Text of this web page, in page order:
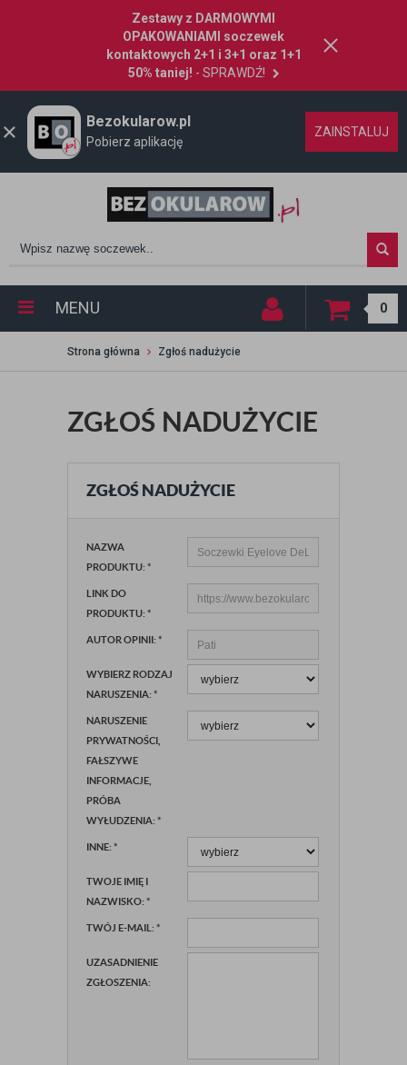
Zestawy z DARMOWYMI
OPAKOWANIAMI soczewek
kontaktowych 2+1 i 3+1 oraz 1+1
50% taniej! - SPRAWDŹ!
Bezokularow.pl
Pobierz aplikację
ZAINSTALUJ
MENU 0
Strona główna Zgłoś nadużycie
ZGŁOŚ NADUŻYCIE
ZGŁOŚ NADUŻYCIE
NAZWA
PRODUKTU: *
LINK DO
PRODUKTU: *
AUTOR OPINII: *
WYBIERZ RODZAJ
NARUSZENIA: *
NARUSZENIE
PRYWATNOŚCI,
FAŁSZYWE
INFORMACJE,
PRÓBA
WYŁUDZENIA: *
INNE: *
TWOJE IMIĘ I
NAZWISKO: *
TWÓJ E-MAIL: *
UZASADNIENIE
ZGŁOSZENIA: